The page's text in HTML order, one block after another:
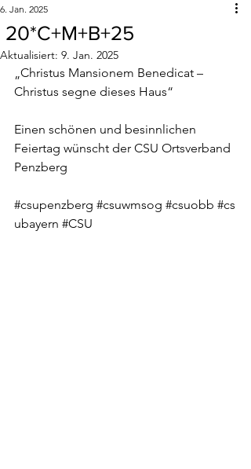
20*C+M+B+25
6. Jan. 2025
Aktualisiert: 9. Jan. 2025
„Christus Mansionem Benedicat –
Christus segne dieses Haus“
Einen schönen und besinnlichen
Feiertag wünscht der CSU Ortsverband
Penzberg
#csupenzberg #csuwmsog #csuobb #cs
ubayern #CSU